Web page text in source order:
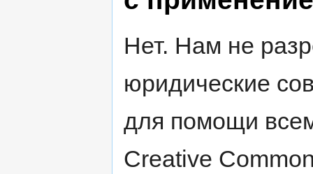
Нет. Нам не
юридические
для помощи
Creative